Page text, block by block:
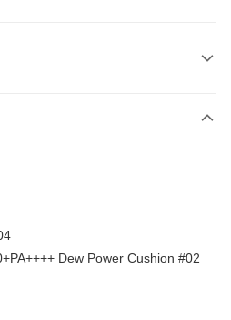
Dew Power Cushion #02